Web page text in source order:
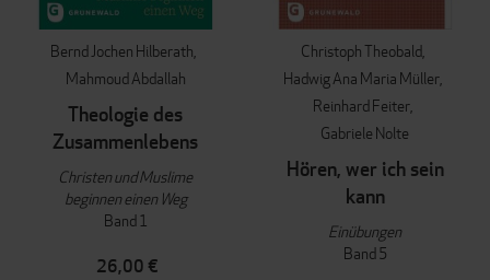
Bernd Jochen Hilberath
Mahmoud Abdallah
Theologie des
Zusammenlebens
Christen und Muslime
beginnen einen Weg
Band 1
26,00 €
Christoph Theobald
Hadwig Ana Maria Müller
Reinhard Feiter
Gabriele Nolte
Hören, wer ich sein
kann
Einübungen
Band 5